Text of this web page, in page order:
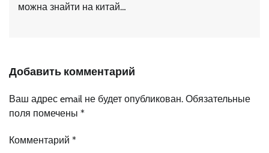
можна знайти на китай…
Добавить комментарий
Ваш адрес email не будет опубликован. Обязательные
поля помечены *
Комментарий *